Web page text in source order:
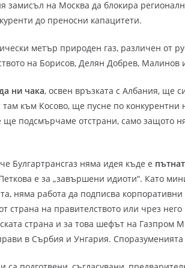
замисъл на Москва да блокира
до преносни капацитети.
метър природен газ, различен от
на Борисов, Делян Добрев, Малинов
ни чака, освен връзката с Албания, ще
към Косово, ще пусне по
ще подсмърчаме отстрани, само защото
Булгартрансгаз няма идея къде е
е за „завършени идиоти“. Като
няма работа да подписва
страна на правителството или чрез
страна и за това шефът на Газпром
в Сърбия и Унгария.